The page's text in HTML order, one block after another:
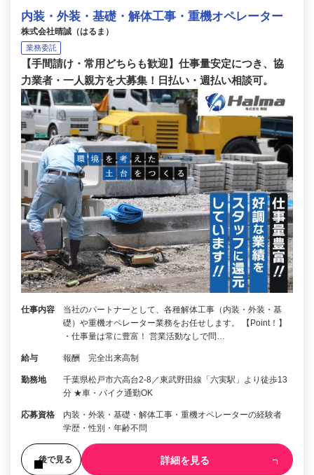
内装・外装・基礎・解体工事・重機オペレーター
株式会社晴誠（はるま）
業務委託
【手間請け・常用どちらも歓迎】仕事量安定につき、協
力業者・一人親方を大募集！日払い・週払い相談可。
仕事内容
当社のパートナーとして、各種解体工事（内装・外装・基
礎）や重機オペレーター業務をお任せします。 【Point！】
・仕事量は常に豊富！ 営業活動なしで問…
給与 報酬 完全出来高制
勤務地
千葉県松戸市六高台2-8／東武野田線「六実駅」より徒歩13
分 ★車・バイク通勤OK
応募資格
内装・外装・基礎・解体工事・重機オペレーターの経験者
学歴・性別・年齢不問
後で見る 詳細を見る